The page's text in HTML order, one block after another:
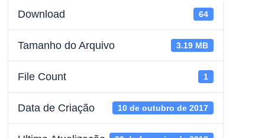
Download 64
Tamanho do Arquivo 3.19 MB
File Count 1
Data de Criação 10 de outubro de 2017